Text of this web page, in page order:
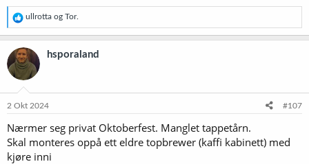
R
e
a
k
s
o
e
:
ullrotta og Tor.
hsporaland
2 Okt 2024 #107
Nærmer seg privat Oktoberfest. Manglet tappetårn.
Skal monteres oppå ett eldre topbrewer (kaffi kabinett) med
kjøre inni